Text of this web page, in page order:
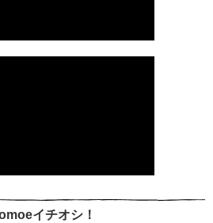
イチオシ！